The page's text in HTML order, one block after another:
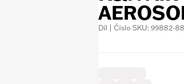
Díl | Číslo SKU: 99882-